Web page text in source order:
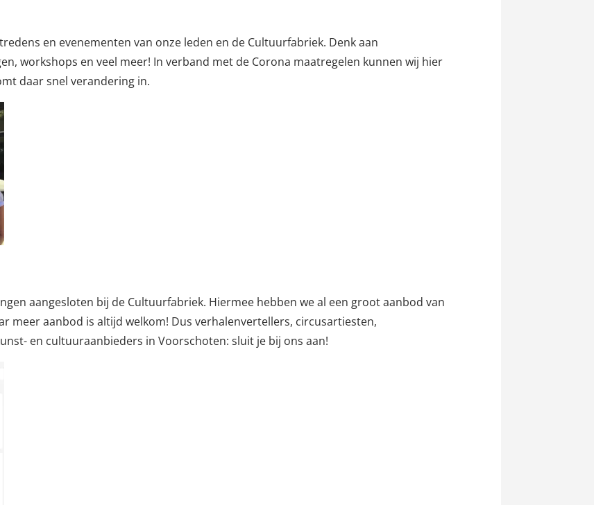
en evenementen van onze leden en de Cultuurfabriek. Denk aan
workshops en veel meer! In verband met de Corona maatregelen kunnen wij hier
daar snel verandering in.
aangesloten bij de Cultuurfabriek. Hiermee hebben we al een groot aanbod van
meer aanbod is altijd welkom! Dus verhalenvertellers, circusartiesten,
en cultuuraanbieders in Voorschoten: sluit je bij ons aan!